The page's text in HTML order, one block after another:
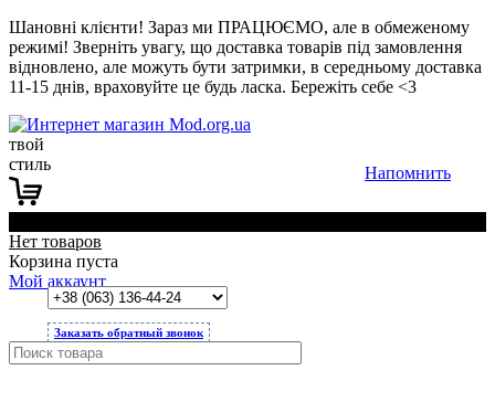
Шановні клієнти! Зараз ми ПРАЦЮЄМО, але в обмеженому
режимі! Зверніть увагу, що доставка товарів під замовлення
відновлено, але можуть бути затримки, в середньому доставка
11-15 днів, враховуйте це будь ласка. Бережіть себе <3
твой
стиль
Нет товаров
Корзина пуста
Мой аккаунт
Заказать обратный звонок
Напомнить